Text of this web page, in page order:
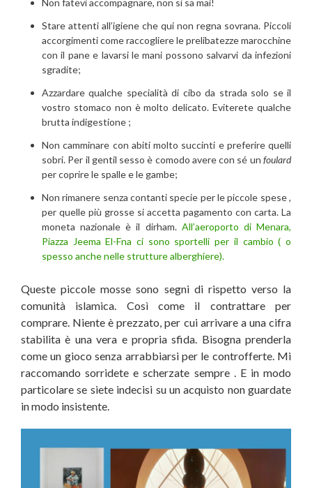
Stare attenti all’igiene che qui non regna sovrana. Piccoli
accorgimenti come raccogliere le prelibatezze marocchine
con il pane e lavarsi le mani possono salvarvi da infezioni
sgradite;
Azzardare qualche specialità di cibo da strada solo se il
vostro stomaco non è molto delicato. Eviterete qualche
brutta indigestione ;
Non camminare con abiti molto succinti e preferire quelli
sobri. Per il gentil sesso è comodo avere con sé un foulard
per coprire le spalle e le gambe;
Non rimanere senza contanti specie per le piccole spese ,
per quelle più grosse si accetta pagamento con carta. La
moneta nazionale è il dirham. All’aeroporto di Menara,
Piazza Jeema El-Fna ci sono sportelli per il cambio ( o
spesso anche nelle strutture alberghiere).
Queste piccole mosse sono segni di rispetto verso la
comunità islamica. Così come il contrattare per
comprare. Niente è prezzato, per cui arrivare a una cifra
stabilita è una vera e propria sfida. Bisogna prenderla
come un gioco senza arrabbiarsi per le controfferte. Mi
raccomando sorridete e scherzate sempre . E in modo
particolare se siete indecisi su un acquisto non guardate
in modo insistente.